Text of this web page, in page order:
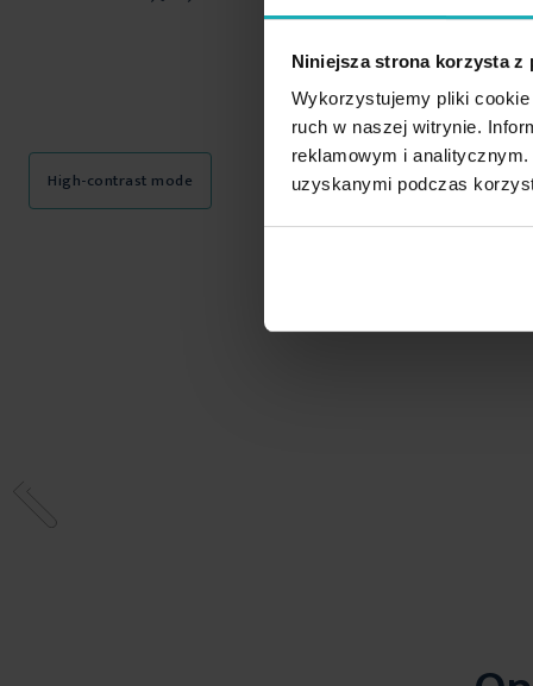
Niniejsza strona korzysta z
Wykorzystujemy pliki
ruch w naszej witrynie.
reklamowym i
uzyskanymi podczas
High-contrast mode